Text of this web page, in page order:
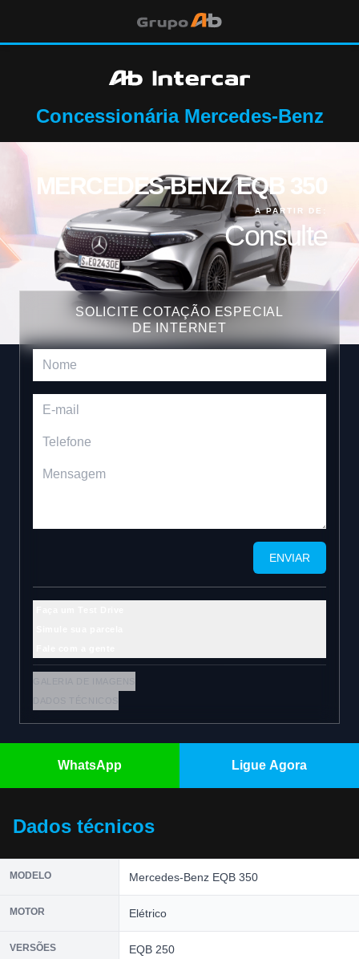
Concessionária Mercedes-Benz
SOLICITE COTAÇÃO ESPECIAL
DE INTERNET
ENVIAR
MERCEDES-BENZ EQB 350
A PARTIR DE:
Consulte
WhatsApp Ligue Agora
Dados técnicos
MODELO Mercedes-Benz EQB 350
MOTOR Elétrico
VERSÕES EQB 250